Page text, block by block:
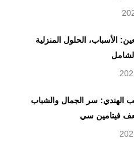
الأسباب، الحلول المنزلية
الهندي: سر الجمال والشباب